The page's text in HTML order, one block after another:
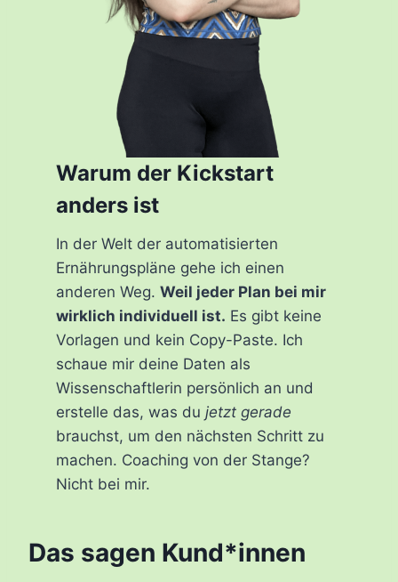
Warum der Kickstart
anders ist
In der Welt der automatisierten
Ernährungspläne gehe ich einen
anderen Weg. Weil jeder Plan bei mir
wirklich individuell ist. Es gibt keine
Vorlagen und kein Copy-Paste. Ich
schaue mir deine Daten als
Wissenschaftlerin persönlich an und
erstelle das, was du jetzt gerade
brauchst, um den nächsten Schritt zu
machen. Coaching von der Stange?
Nicht bei mir.
Das sagen Kund*innen